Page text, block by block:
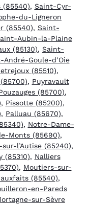
(85540), Saint-Cyr-
du-Ligneron
(85540), Saint-
Aubin-la-Plaine
(85130), Saint-
André-Goule-d’Oie
(85510),
, Puyravault
(85700),
, Pissotte (85200),
, Palluau (85670),
, Notre-Dame-
Monts (85690),
sur-l’Autise (85240),
(85310), Nalliers
, Moutiers-sur-
(85540),
en-Pareds
sur-Sèvre